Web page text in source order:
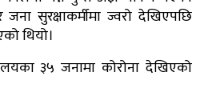
सुरक्षाकर्मीमा ज्वरो देखिएपछि
थियो।
३५ जनामा कोरोना देखिएको